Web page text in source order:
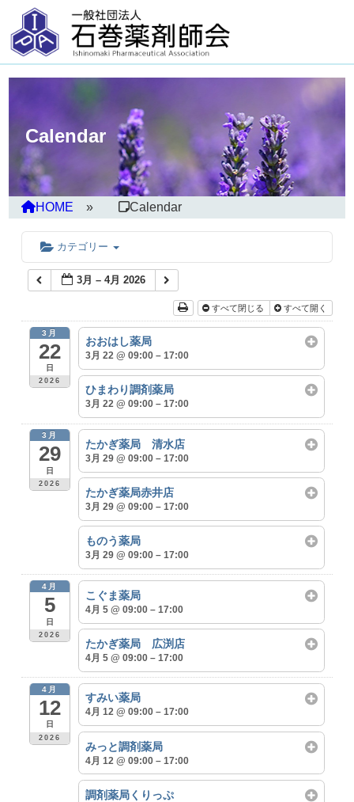
Calendar
HOME Calendar
カテゴリー
3月 – 4月 2026
すべて閉じる すべて開く
3月
22
日
2026
おおはし薬局
3月 22 @ 09:00 – 17:00
ひまわり調剤薬局
3月 22 @ 09:00 – 17:00
3月
29
日
2026
たかぎ薬局 清水店
3月 29 @ 09:00 – 17:00
たかぎ薬局赤井店
3月 29 @ 09:00 – 17:00
ものう薬局
3月 29 @ 09:00 – 17:00
4月
5
日
2026
こぐま薬局
4月 5 @ 09:00 – 17:00
たかぎ薬局 広渕店
4月 5 @ 09:00 – 17:00
4月
12
日
2026
すみい薬局
4月 12 @ 09:00 – 17:00
みっと調剤薬局
4月 12 @ 09:00 – 17:00
調剤薬局くりっぷ